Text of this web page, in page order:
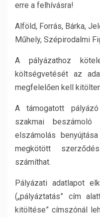
erre a felhívásra!
Alföld, Forrás, Bárka,
Műhely, Szépirodalmi
A pályázathoz
költségvetését az
megfelelően kell
A támogatott
szakmai
elszámolás
megkötött
számíthat.
Pályázati adatlapot
(„pályáztatás” cím
kitöltése” címszónál